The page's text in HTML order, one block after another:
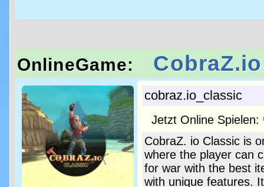
OnlineGame:
cobraz.io_classic
Jetzt Online Spielen:
CobraZ. io Classic is
where the player can
for war with the best
with unique features.